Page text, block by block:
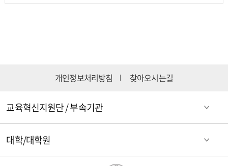
개인정보처리방침 찾아오시는길
교육혁신지원단 / 부속기관
대학/대학원